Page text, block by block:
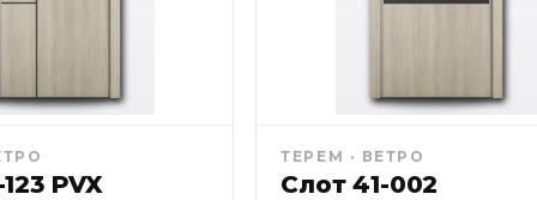
PVX
ТЕРЕМ · ВЕТРО
Слот 41-002